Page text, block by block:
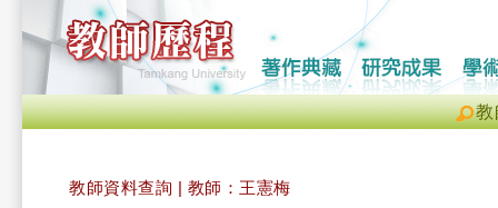
教
教師資料查詢 | 教師：王憲梅